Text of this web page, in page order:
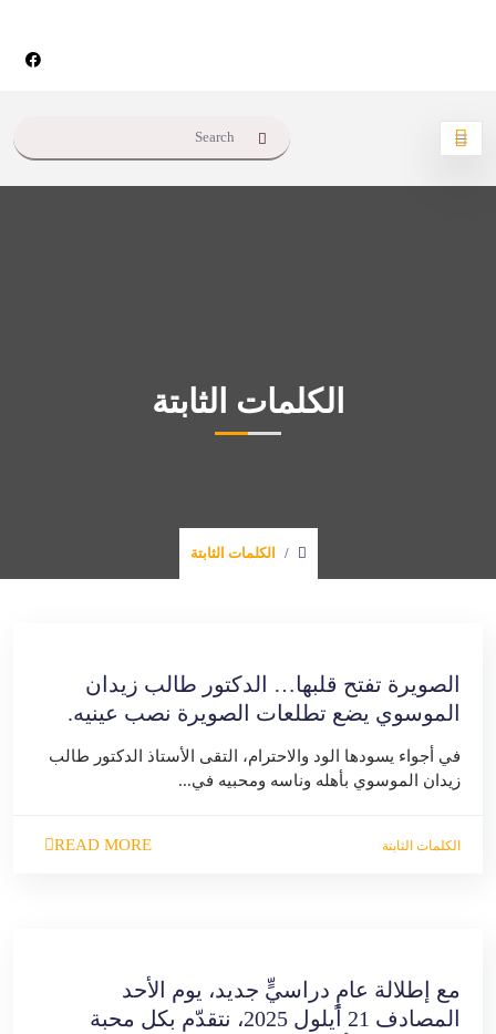
الكلمات الثابتة
الكلمات الثابتة
الصويرة تفتح قلبها… الدكتور طالب زيدان
الموسوي يضع تطلعات الصويرة نصب عينيه.
في أجواء يسودها الود والاحترام، التقى الأستاذ الدكتور طالب
زيدان الموسوي بأهله وناسه ومحبيه في...
الكلمات الثابتة READ MORE
مع إطلالة عامٍ دراسيٍّ جديد، يوم الأحد
المصادف 21 أيلول 2025، نتقدّم بكل محبة